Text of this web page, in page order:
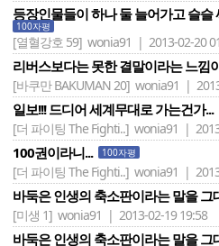
등장인물들이 하나 둘 늘어가고 슬슬
100자평
[열혈강호 59] wonia91 | 2013-02-20
리버스보다는 못한 결말이라는 느낌
[바쿠만 BAKUMAN 20] wonia91 |
일보!!! 드디어 세계무대로 가는건가...
[더 파이팅 The Fighti..] wonia91 |
100권이라니... 100자평
[더 파이팅 The Fighti..] wonia91 |
바둑은 인생의 축소판이라는 말을 그
[미생 1] wonia91 | 2013-02-19 19:58
바둑은 인생의 축소판이라는 말을 그